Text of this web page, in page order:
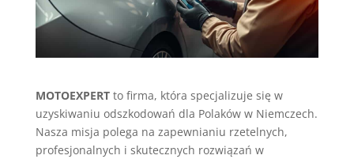
MOTOEXPERTto firma, która specjalizuje się w
uzyskiwaniu odszkodowań dla Polaków w Niemczech.
Nasza misja polega na zapewnianiu rzetelnych,
profesjonalnych i skutecznych rozwiązań w